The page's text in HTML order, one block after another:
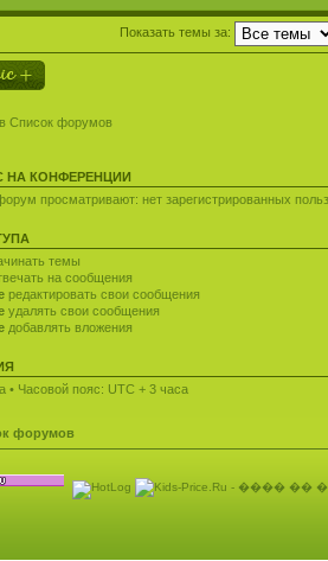
Показать темы за:
Список форумов
НА КОНФЕРЕНЦИИ
просматривают: нет зарегистрированных
темы
на сообщения
редактировать свои сообщения
удалять свои сообщения
добавлять вложения
• Часовой пояс: UTC + 3 часа
форумов